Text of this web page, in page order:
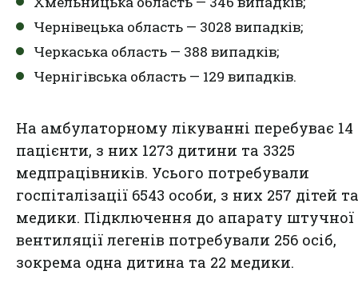
Чернівецька область — 3028 випадків;
Черкаська область — 388 випадків;
Чернігівська область — 129 випадків.
На амбулаторному лікуванні перебуває 14
пацієнти, з них 1273 дитини та 3325
медпрацівників. Усього потребували
госпіталізації 6543 особи, з них 257 дітей
медики. Підключення до апарату штучної
вентиляції легенів потребували 256 осіб,
зокрема одна дитина та 22 медики.